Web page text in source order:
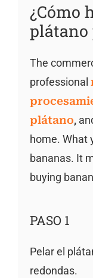
¿Cómo
plátano
The
professional
plátano,
home. What
bananas. It
buying
PASO 1
Pelar el
redondas.